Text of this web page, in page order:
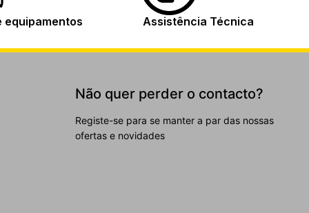
equipamentos Assistência Técnica
Não quer perder o contacto?
Registe-se para se manter a par das nossas
ofertas e novidades